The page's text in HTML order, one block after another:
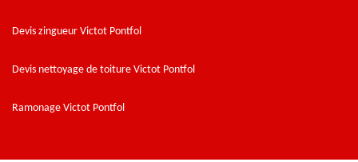
Devis zingueur Victot Pontfol
Devis nettoyage de toiture Victot Pontfol
Ramonage Victot Pontfol